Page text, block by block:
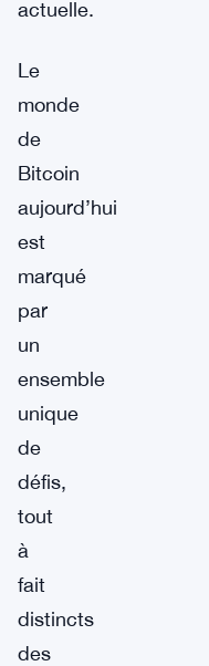
actuelle.
Le
monde
de
Bitcoin
aujourd’hui
est
marqué
par
un
ensemble
unique
de
défis,
tout
à
fait
distincts
des